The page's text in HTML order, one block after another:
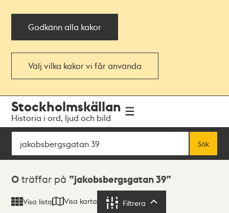
Godkänn alla kakor
Välj vilka kakor vi får använda
navigationen
huvudinnehållet
Stockholmskällan
Historia i ord, ljud och bild
Sök
Sök
Sökresultat
0 träffar på jakobsbergsgatan 39
Visa lista Visa karta Filtrera